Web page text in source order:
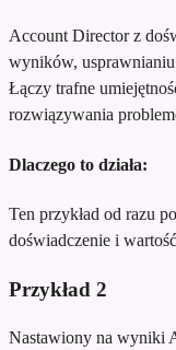
Account Director z
wyników,
Łączy trafne
rozwiązywania
Dlaczego to działa:
Ten przykład od razu
doświadczenie i
Przykład 2
Nastawiony na wyniki